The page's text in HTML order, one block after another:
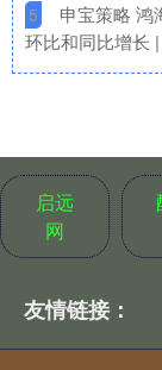
5
申宝策略 鸿
环比和同比增长
启远
网
友情链接：